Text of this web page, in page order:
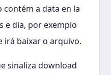
contém a data en la
e dia, por exemplo
irá baixar o arquivo.
sinaliza download